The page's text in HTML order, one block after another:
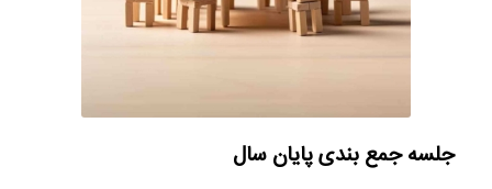
جلسه جمع بندی پایان سال